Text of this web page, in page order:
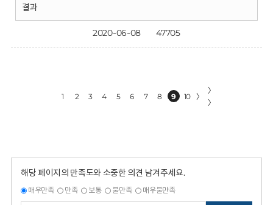
결과
2020-06-08 47705
1 2 3 4 5 6 7 8 9 10 〉
〉
〉
해당 페이지의 만족도와 소중한 의견 남겨주세요.
매우만족 만족 보통 불만족 매우불만족